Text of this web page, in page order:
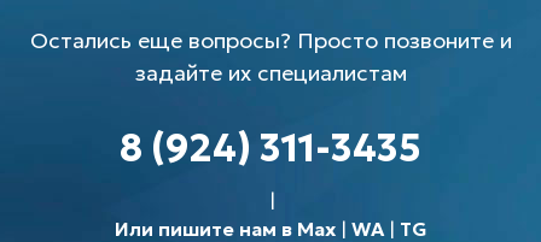
Остались еще вопросы? Просто позвоните и
задайте их специалистам
8 (924) 311-3435
Или пишите нам в Max| WA| TG